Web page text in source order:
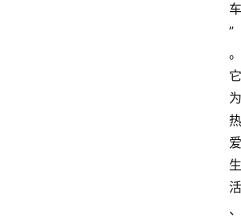
车
”
。
它
为
热
爱
生
活
、